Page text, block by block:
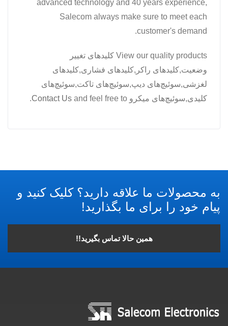
advanced technology and 40 years experience,
Salecom always make sure to meet each
customer's demand.
View our quality products کلیدهای تغییر
وضعیت,کلیدهای راکر,کلیدهای فشاری,کلیدهای
لغزشی,سوئیچ‌های دیپ,سوئیچ‌های تاکت,سوئیچ‌های
کلیدی,سوئیچ‌های میکرو and feel free to
Contact Us
.
به محصولات ما علاقه دارید؟ کلیک کنید و
پیام خود را برای ما بگذارید!
همین حالا تماس بگیرید!!